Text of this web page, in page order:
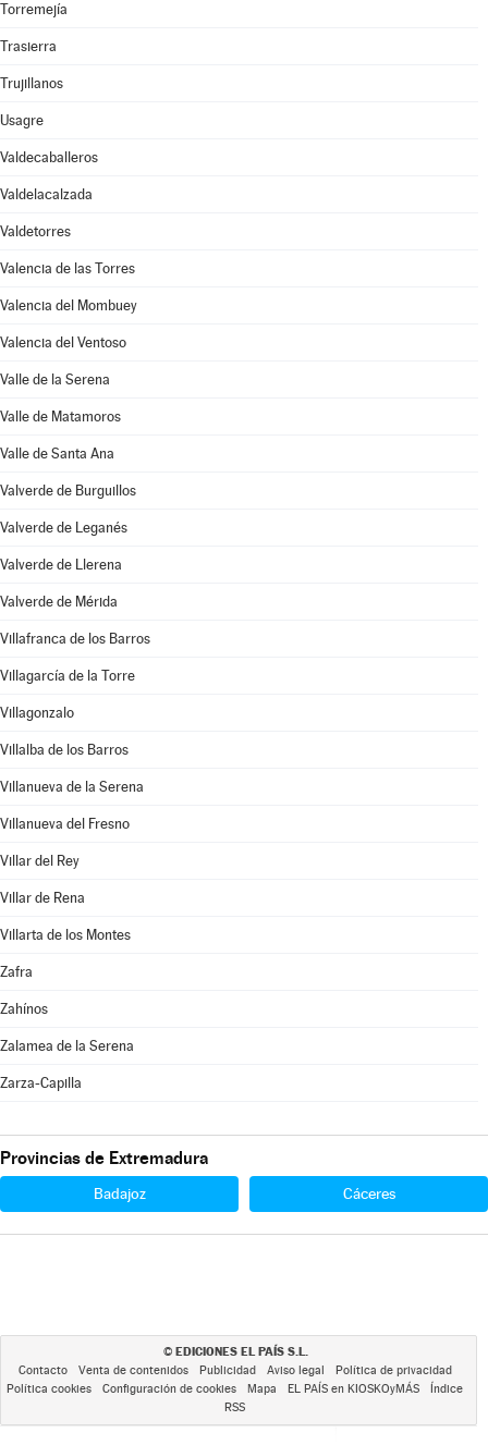
Torremejía
Trasierra
Trujillanos
Usagre
Valdecaballeros
Valdelacalzada
Valdetorres
Valencia de las Torres
Valencia del Mombuey
Valencia del Ventoso
Valle de la Serena
Valle de Matamoros
Valle de Santa Ana
Valverde de Burguillos
Valverde de Leganés
Valverde de Llerena
Valverde de Mérida
Villafranca de los Barros
Villagarcía de la Torre
Villagonzalo
Villalba de los Barros
Villanueva de la Serena
Villanueva del Fresno
Villar del Rey
Villar de Rena
Villarta de los Montes
Zafra
Zahínos
Zalamea de la Serena
Zarza-Capilla
Provincias de Extremadura
Badajoz Cáceres
© EDICIONES EL PAÍS S.L.
Contacto Venta de contenidos Publicidad Aviso legal
Política de privacidad
Política cookies
Configuración de cookies Mapa EL PAÍS en KIOSKOyMÁS
Índice
RSS